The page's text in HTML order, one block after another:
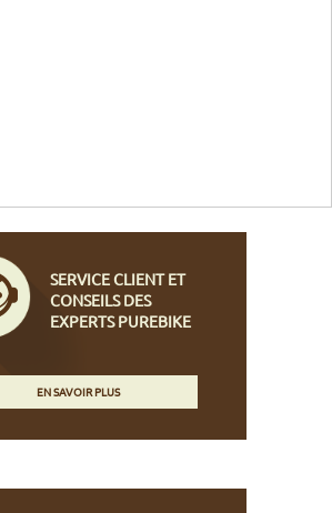
SERVICE CLIENT ET
CONSEILS DES
EXPERTS PUREBIKE
EN SAVOIR PLUS